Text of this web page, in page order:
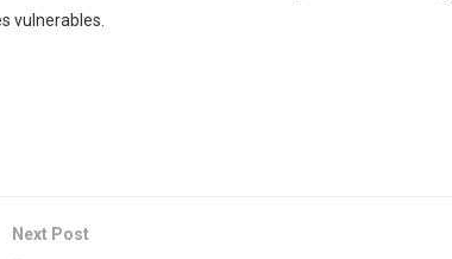
vulnerables.
Next Post